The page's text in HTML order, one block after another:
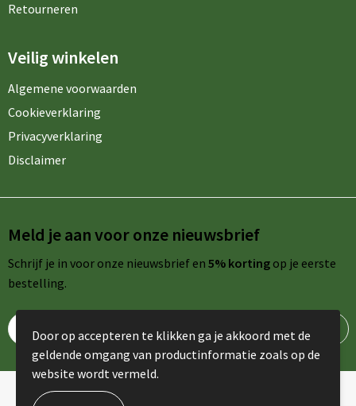
Retourneren
Veilig winkelen
Algemene voorwaarden
Cookieverklaring
Privacyverklaring
Disclaimer
Meld je aan voor onze nieuwsbrief
Schrijf je in voor onze nieuwsbrief en 5% kortingop je eerste
bestelling.
© Copyright AdPromo 2024
Door op accepteren te klikken ga je akkoord met de
geldende omgang van productinformatie zoals op de
website wordt vermeld.